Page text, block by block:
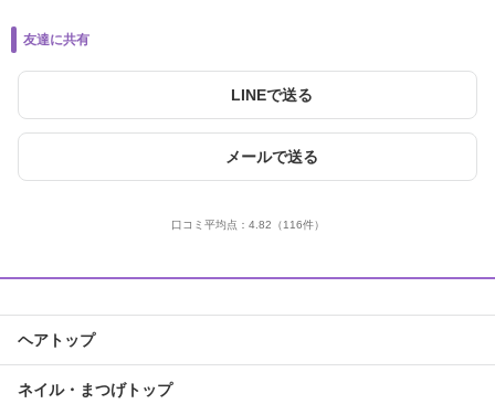
友達に共有
LINEで送る
メールで送る
口コミ平均点： 4.82 （116件）
ヘアトップ
ネイル・まつげトップ